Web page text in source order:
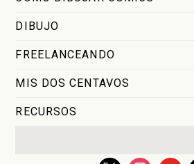
DIBUJO
FREELANCEANDO
MIS DOS CENTAVOS
RECURSOS